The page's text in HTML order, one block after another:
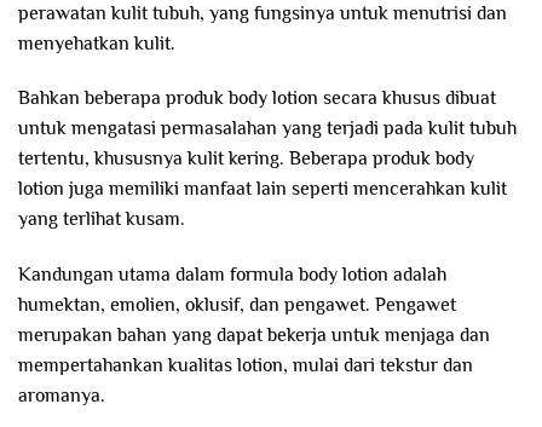
perawatan kulit tubuh, yang fungsinya untuk menutrisi dan
menyehatkan kulit.
Bahkan beberapa produk body lotion secara khusus dibuat
untuk mengatasi permasalahan yang terjadi pada kulit tubuh
tertentu, khususnya kulit kering. Beberapa produk body
lotion juga memiliki manfaat lain seperti mencerahkan kulit
yang terlihat kusam.
Kandungan utama dalam formula body lotion adalah
humektan, emolien, oklusif, dan pengawet. Pengawet
merupakan bahan yang dapat bekerja untuk menjaga dan
mempertahankan kualitas lotion, mulai dari tekstur dan
aromanya.